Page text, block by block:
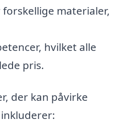
materialer,
hvilket alle
pris.
der kan påvirke